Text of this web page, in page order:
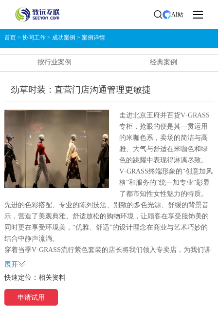
AI站
首页> 协同工作> 成功案例 > 案例详情
按行业案例 经典案例
劲草时装：直营门店沟通管理更敏捷
走进北京王府井百货V·GRASS
专柜，抢眼的便是其一贯运用
的米咖色系，卖场的简洁与高
雅、大气与舒适在米咖色和绿
色的跳耀中表现得淋漓尽致。
V·GRASS终端形象的“创意加风
格”和服务的“统一加专业”彰显
了都市知性女性魅力的特质。
先进的色彩搭配、专业的陈列技法、别致的多色光源、舒缓的背景音
乐，营造了美观典雅、舒适放松的购物环境，让顾客在享受服饰美的
同时更在享受环境美，“优雅、舒适”的设计理念在商业与艺术巧妙的
结合中静声流淌。
穿着当季V·GRASS流行紫色套装的店长将我们领入专卖店，为我们讲
解了这家店铺的设计点睛之处。最后走到收银台，上面很是整洁，一
些宣传资料和画册了，“是不是觉得少点东西？”店长在了解来意之后
随口问道。
“自打上了OA之后，我们的传真机就不用了，以前维修报批、公司通
展开
快速定位： 相关资料
申请试用